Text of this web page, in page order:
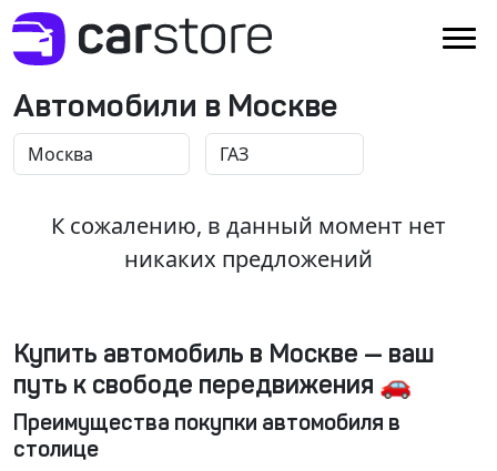
Автомобили в Москве
К сожалению, в данный момент нет
никаких предложений
Купить автомобиль в Москве — ваш
путь к свободе передвижения 🚗
Преимущества покупки автомобиля в
столице